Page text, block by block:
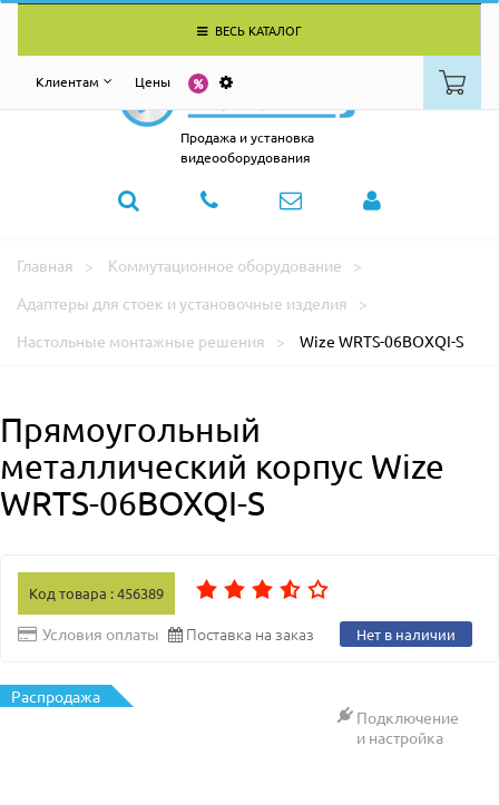
ВЕСЬ КАТАЛОГ
Клиентам Цены
Продажа и установка
видеооборудования
Главная
Коммутационное оборудование
Адаптеры для стоек и установочные изделия
Настольные монтажные решения
Wize WRTS-06BOXQI-S
Прямоугольный
металлический корпус Wize
WRTS-06BOXQI-S
Код товара : 456389
Условия оплаты Поставка на заказ Нет в наличии
Распродажа
Подключение
и настройка